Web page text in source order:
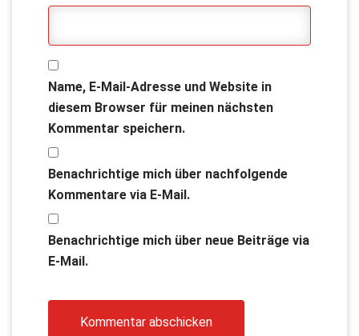
Name, E-Mail-Adresse und Website in
diesem Browser für meinen nächsten
Kommentar speichern.
Benachrichtige mich über nachfolgende
Kommentare via E-Mail.
Benachrichtige mich über neue Beiträge via
E-Mail.